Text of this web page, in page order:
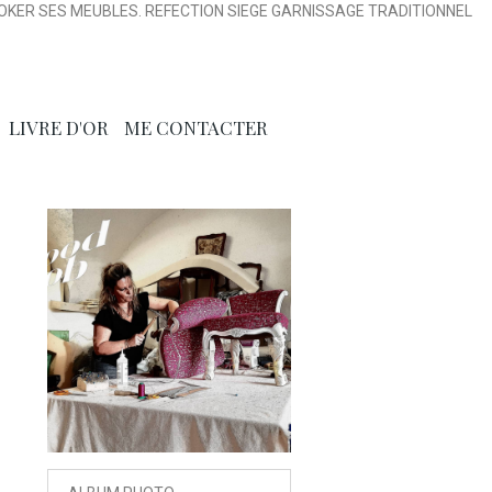
SES MEUBLES. REFECTION SIEGE GARNISSAGE TRADITIONNEL
LIVRE D'OR ME CONTACTER